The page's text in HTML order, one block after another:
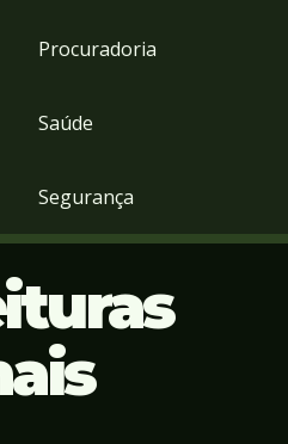
Procuradoria
Saúde
Segurança